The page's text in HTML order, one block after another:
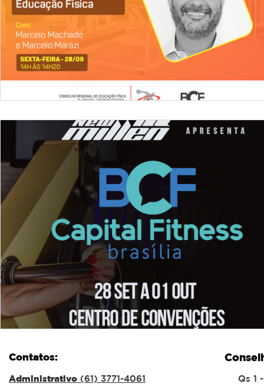
Contatos:
Administrativo (61) 3771-4061 Qs 1